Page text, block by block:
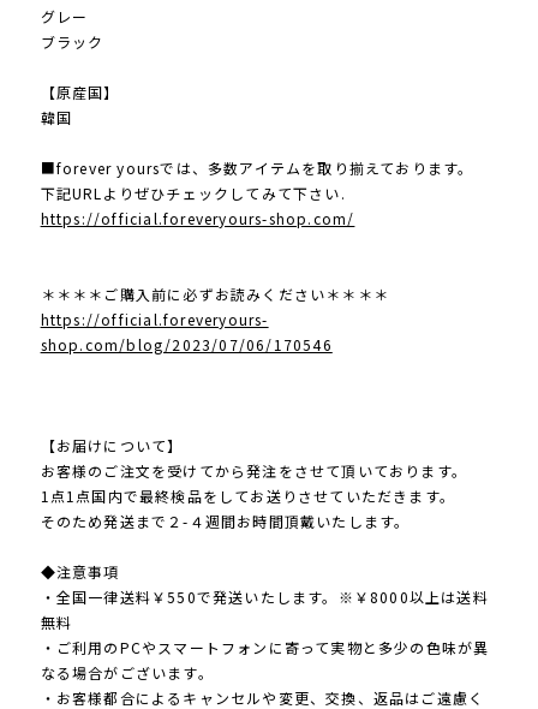
グレー
ブラック
【原産国】
韓国
■forever yoursでは、多数アイテムを取り揃えております。
下記URLよりぜひチェックしてみて下さい.
https://official.foreveryours-shop.com/
＊＊＊＊ご購入前に必ずお読みください＊＊＊＊
https://official.foreveryours-
shop.com/blog/2023/07/06/170546
【お届けについて】
お客様のご注文を受けてから発注をさせて頂いております。
1点1点国内で最終検品をしてお送りさせていただきます。
そのため発送まで２-４週間お時間頂戴いたします。
◆注意事項
・全国一律送料￥550で発送いたします。※￥8000以上は送料
無料
・ご利用のPCやスマートフォンに寄って実物と多少の色味が異
なる場合がございます。
・お客様都合によるキャンセルや変更、交換、返品はご遠慮く